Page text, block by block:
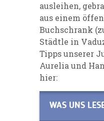
ausleihen,
aus einem
Buchschrank
Städtle in
Tipps unserer
Aurelia und
hier:
WAS UNS